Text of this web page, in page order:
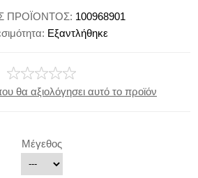
ΠΡΟΪΟΝΤΟΣ: 100968901
Εξαντλήθηκε
θα αξιολόγησει αυτό το προϊόν
Μέγεθος